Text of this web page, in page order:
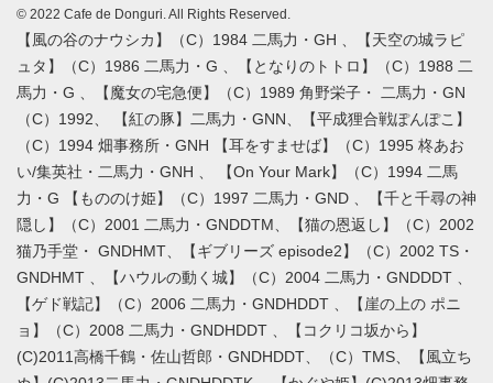
© 2022 Cafe de Donguri. All Rights Reserved.
【風の谷のナウシカ】（C）1984 二馬力・GH 、【天空の城ラピ
ュタ】（C）1986 二馬力・G 、【となりのトトロ】（C）1988 二
馬力・G 、【魔女の宅急便】（C）1989 角野栄子・ 二馬力・GN
（C）1992、 【紅の豚】二馬力・GNN、【平成狸合戦ぽんぽこ】
（C）1994 畑事務所・GNH 【耳をすませば】（C）1995 柊あお
い/集英社・二馬力・GNH 、 【On Your Mark】（C）1994 二馬
力・G 【もののけ姫】（C）1997 二馬力・GND 、【千と千尋の神
隠し】（C）2001 二馬力・GNDDTM、【猫の恩返し】（C）2002
猫乃手堂・ GNDHMT、【ギブリーズ episode2】（C）2002 TS・
GNDHMT 、【ハウルの動く城】（C）2004 二馬力・GNDDDT 、
【ゲド戦記】（C）2006 二馬力・GNDHDDT 、【崖の上の ポニ
ョ】（C）2008 二馬力・GNDHDDT 、【コクリコ坂から】
(C)2011高橋千鶴・佐山哲郎・GNDHDDT、（C）TMS、【風立ち